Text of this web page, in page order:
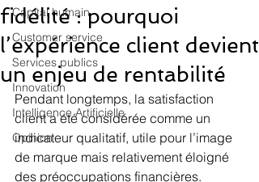
Capital humain
Customer service
Services publics
Innovation
Intelligence Artificielle
Opinion
fidélité : pourquoi
l’expérience client devient
un enjeu de rentabilité
Pendant longtemps, la satisfaction
client a été considérée comme un
indicateur qualitatif, utile pour l’image
de marque mais relativement éloigné
des préoccupations financières.